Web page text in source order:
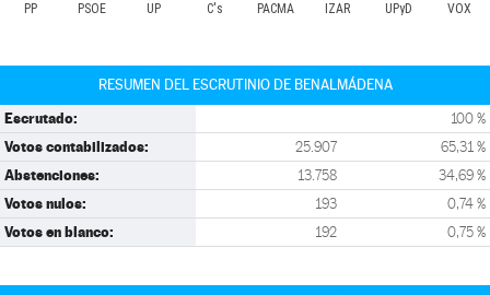
PP PSOE UP C's PACMA IZAR UPyD VOX
RESUMEN DEL ESCRUTINIO DE BENALMÁDENA
Escrutado: 100 %
Votos contabilizados: 25.907 65,31 %
Abstenciones: 13.758 34,69 %
Votos nulos: 193 0,74 %
Votos en blanco: 192 0,75 %